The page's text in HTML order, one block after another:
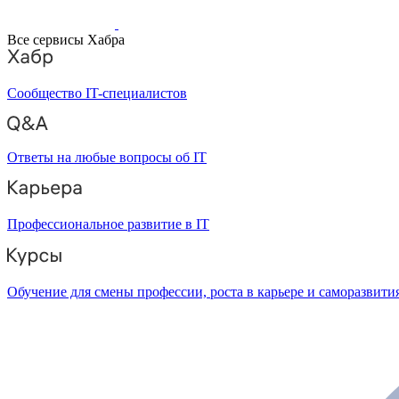
Все сервисы Хабра
Сообщество IT-специалистов
Ответы на любые вопросы об IT
Профессиональное развитие в IT
Обучение для смены профессии, роста в карьере и